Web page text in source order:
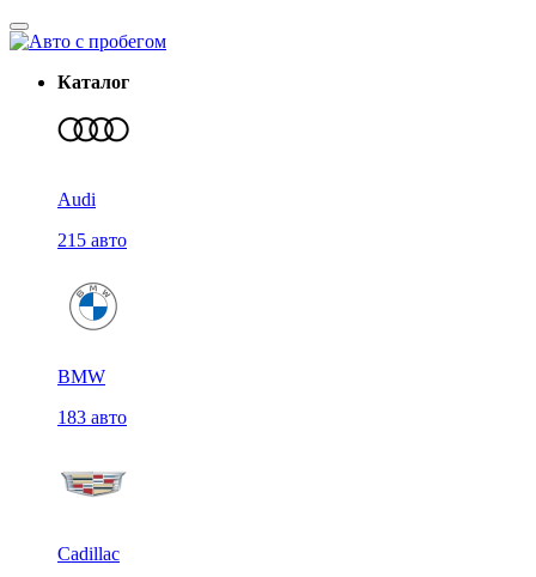
Каталог
Audi
215 авто
BMW
183 авто
Cadillac